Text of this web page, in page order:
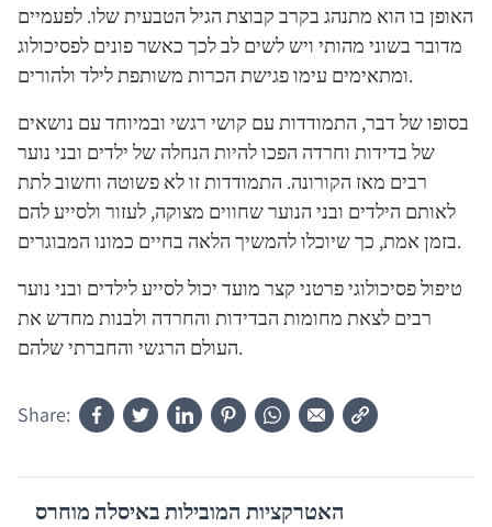
האופן בו הוא מתנהג בקרב קבוצת הגיל הטבעית שלו. לפעמיים
מדובר בשוני מהותי ויש לשים לב לכך כאשר פונים לפסיכולוג
ומתאימים עימו פגישת הכרות משותפת לילד ולהורים.
בסופו של דבר, התמודדות עם קושי רגשי ובמיוחד עם נושאים
של בדידות וחרדה הפכו להיות הנחלה של ילדים ובני נוער
רבים מאז הקורונה. התמודדות זו לא פשוטה וחשוב לתת
לאותם הילדים ובני הנוער שחווים מצוקה, לעזור ולסייע להם
בזמן אמת, כך שיוכלו להמשיך הלאה בחיים כמונו המבוגרים.
טיפול פסיכולוגי פרטני קצר מועד יכול לסייע לילדים ובני נוער
רבים לצאת מחומות הבדידות והחרדה ולבנות מחדש את
העולם הרגשי והחברתי שלהם.
Share:
האטרקציות המובילות באיסלה מוחרס